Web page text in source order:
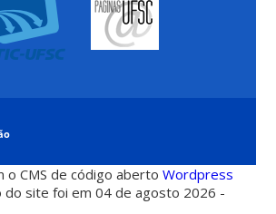
o CMS de código abertoWordpress
do site foi em 04 de agosto 2026 -